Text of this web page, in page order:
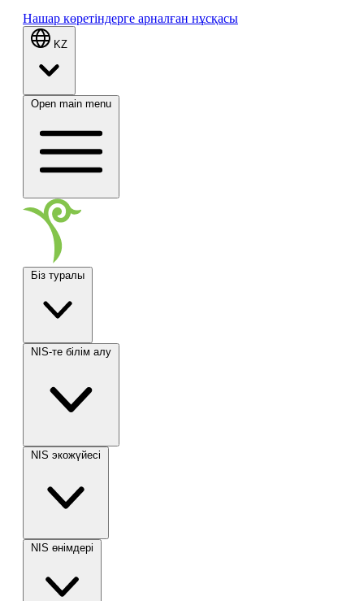
Нашар көретіндерге арналған нұсқасы
KZ
Open main menu
Біз туралы
NIS-те білім алу
NIS экожүйесі
NIS өнімдері